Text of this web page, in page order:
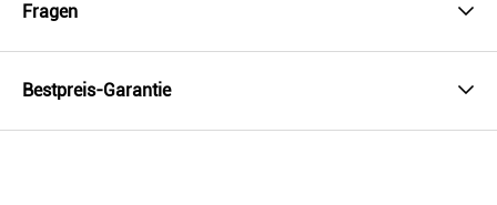
Fragen
Bestpreis-Garantie